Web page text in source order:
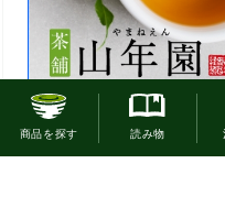
お電話でのご注
商品を探す 読み物